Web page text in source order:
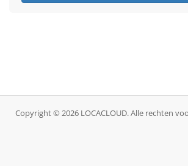
Copyright © 2026 LOCACLOUD. Alle rechten